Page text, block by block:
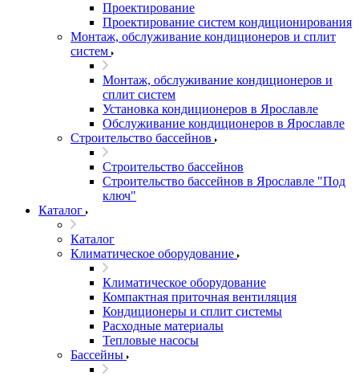
Проектирование
Проектирование систем кондиционирования
Монтаж, обслуживание кондиционеров и сплит
систем
Монтаж, обслуживание кондиционеров и
сплит систем
Установка кондиционеров в Ярославле
Обслуживание кондиционеров в Ярославле
Строительство бассейнов
Строительство бассейнов
Строительство бассейнов в Ярославле "Под
ключ"
Каталог
Каталог
Климатическое оборудование
Климатическое оборудование
Компактная приточная вентиляция
Кондиционеры и сплит системы
Расходные материалы
Тепловые насосы
Бассейны